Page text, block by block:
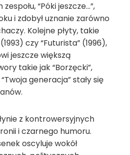
“Póki jeszcze…”,
i zdobył uznanie zarówno
Kolejne płyty, takie
czy “Futurista” (1996),
jeszcze większą
takie jak “Borzęcki”,
generacja” stały się
z kontrowersyjnych
i czarnego humoru.
oscyluje wokół